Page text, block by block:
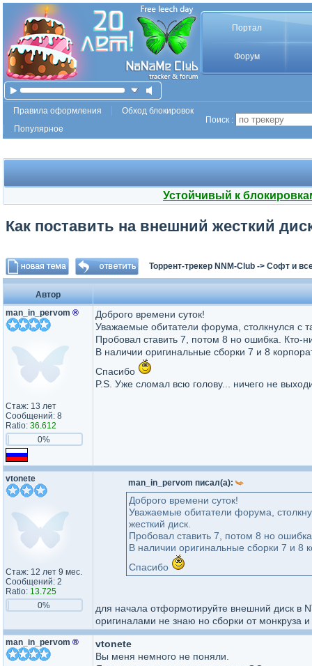
Портал
Форум
Правила оформления
Обход блокировок
Популярное
Поиск :
Устойчивый к
Как поставить на внешний жесткий
Торрент-трекер NNM-Club -> Софт и
Автор
man_in_pervom ®
Стаж: 13 лет
Сообщений: 8
Ratio: 36.612
0%
Доброго времени суток!
Уважаемые обитатели форума, столкнулся с
Пробовал ставить 7, потом 8 но ошибка. Кто-
В наличии оригинальные сборки 7 и 8
Спасибо
P.S. Уже сломал всю голову... ничего не
vtonete
Стаж: 12 лет 9 мес.
Сообщений: 2
Ratio: 13.725
0%
man_in_pervom писал(а):
Доброго времени суток!
Уважаемые обитатели форума,
жесткий диск.
Пробовал ставить 7, потом 8 но
В наличии оригинальные сборки 7 и 8
Спасибо
для начала отформотируйте внешний диск в
оригиналами не знаю но сборки от монкруза
man_in_pervom ®
vtonete
Вы меня немного не поняли.